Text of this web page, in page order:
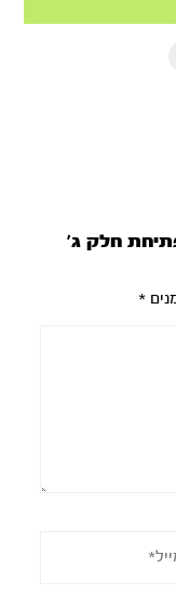
לכתוב סקירה “01. פתיחת חלק ג’
*